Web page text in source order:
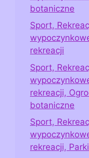
botaniczne
Sport,
rekreacji
Sport,
rekreacji,
botaniczne
Sport,
rekreacji,